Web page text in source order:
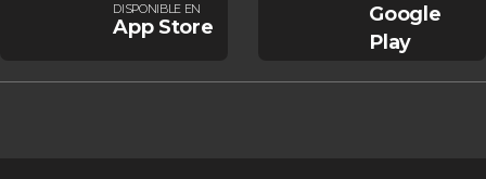
DISPONIBLE EN
App Store
Google
Play